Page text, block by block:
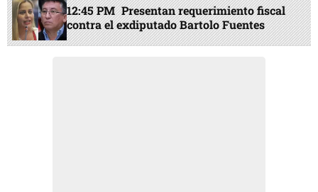
12:45 PM Presentan requerimiento fiscal
contra el exdiputado Bartolo Fuentes